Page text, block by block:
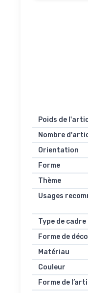
Poids de
Nombre
Orientation
Forme
Thème
Usages
Type de cadre
Forme de
Matériau
Couleur
Forme de